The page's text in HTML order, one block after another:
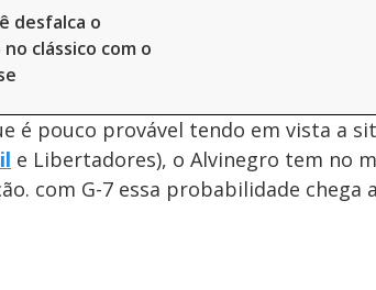
desfalca o
clássico com o
é pouco provável tendo em vista a
e Libertadores), o Alvinegro tem no
com G-7 essa probabilidade chega